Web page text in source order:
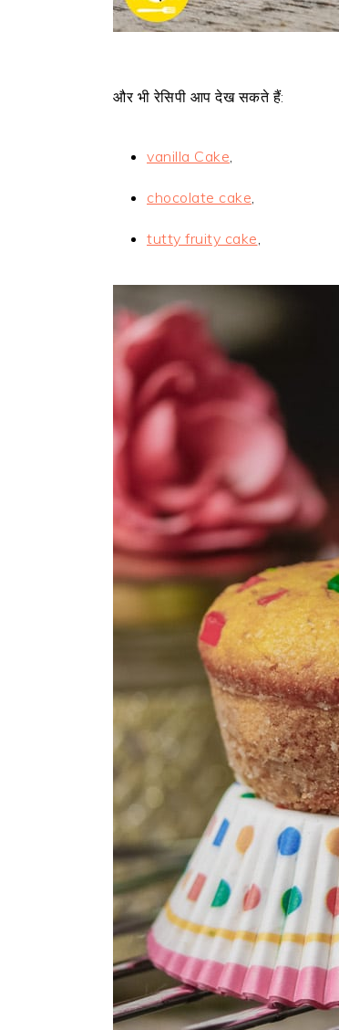
और भी रेसिपी आप देख सकते हैं:
vanilla Cake,
chocolate cake,
tutty fruity cake,